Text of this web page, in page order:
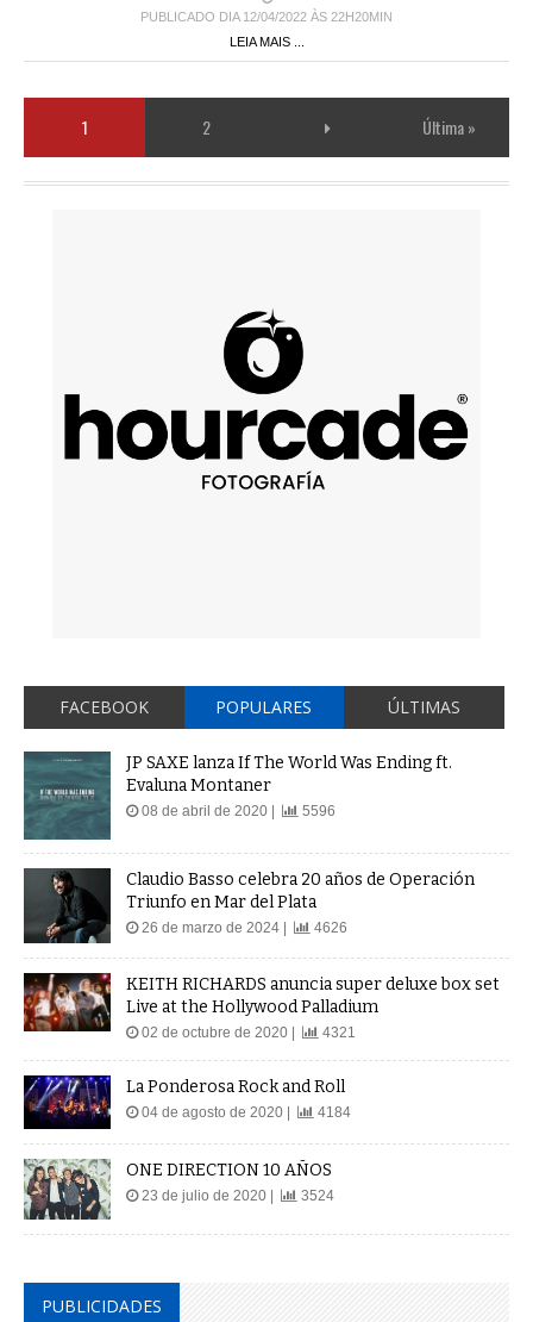
PUBLICADO DIA 12/04/2022 ÀS 22H20MIN
LEIA MAIS ...
1 2 Última »
FACEBOOK POPULARES ÚLTIMAS
JP SAXE lanza If The World Was Ending ft.
Evaluna Montaner
08 de abril de 2020 | 5596
Claudio Basso celebra 20 años de Operación
Triunfo en Mar del Plata
26 de marzo de 2024 | 4626
KEITH RICHARDS anuncia super deluxe box set
Live at the Hollywood Palladium
02 de octubre de 2020 | 4321
La Ponderosa Rock and Roll
04 de agosto de 2020 | 4184
ONE DIRECTION 10 AÑOS
23 de julio de 2020 | 3524
PUBLICIDADES